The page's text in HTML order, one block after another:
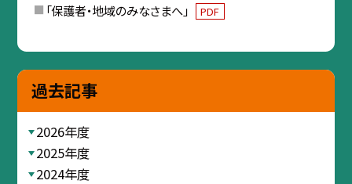
「保護者・地域のみなさまへ」 PDF
過去記事
2026年度
2025年度
2024年度